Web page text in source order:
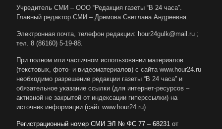
Учредитель СМИ – ООО “Редакция газеты “В 24 часа”.
Главный редактор СМИ – Дремова Светлана Андреевна.
Электронная почта, телефон редакции: hour24gulk@mail.ru ;
тел. 8 (86160) 5-19-88.
При полном или частичном использовании материалов
(текстовых, фото- и видеоматериалов) с сайта www.hour24.ru
необходимо разрешение редакции газеты “В 24 часа” и
обязательное указание ссылки (для интернет-ресурсов –
активной не закрытой от индексации гиперссылки) на
источник информации (сайт www.hour24.ru)
Регистрационный номер СМИ ЭЛ № ФС 77 – 68231 от